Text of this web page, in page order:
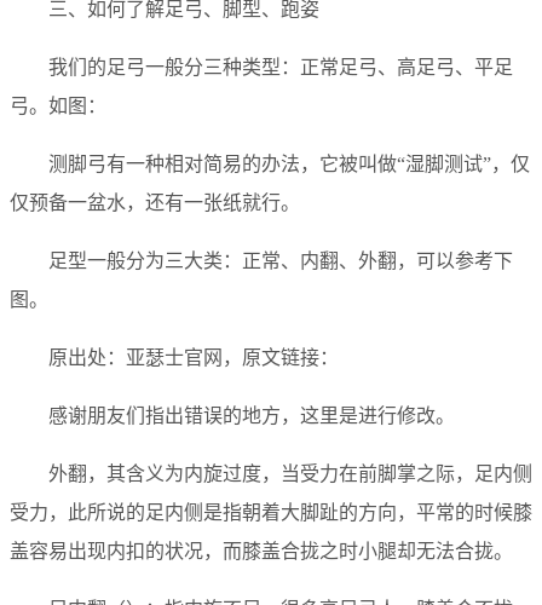
三、如何了解足弓、脚型、跑姿
我们的足弓一般分三种类型：正常足弓、高足弓、平足
弓。如图：
测脚弓有一种相对简易的办法，它被叫做“湿脚测试”，仅
仅预备一盆水，还有一张纸就行。
足型一般分为三大类：正常、内翻、外翻，可以参考下
图。
原出处：亚瑟士官网，原文链接：
感谢朋友们指出错误的地方，这里是进行修改。
外翻，其含义为内旋过度，当受力在前脚掌之际，足内侧
受力，此所说的足内侧是指朝着大脚趾的方向，平常的时候膝
盖容易出现内扣的状况，而膝盖合拢之时小腿却无法合拢。